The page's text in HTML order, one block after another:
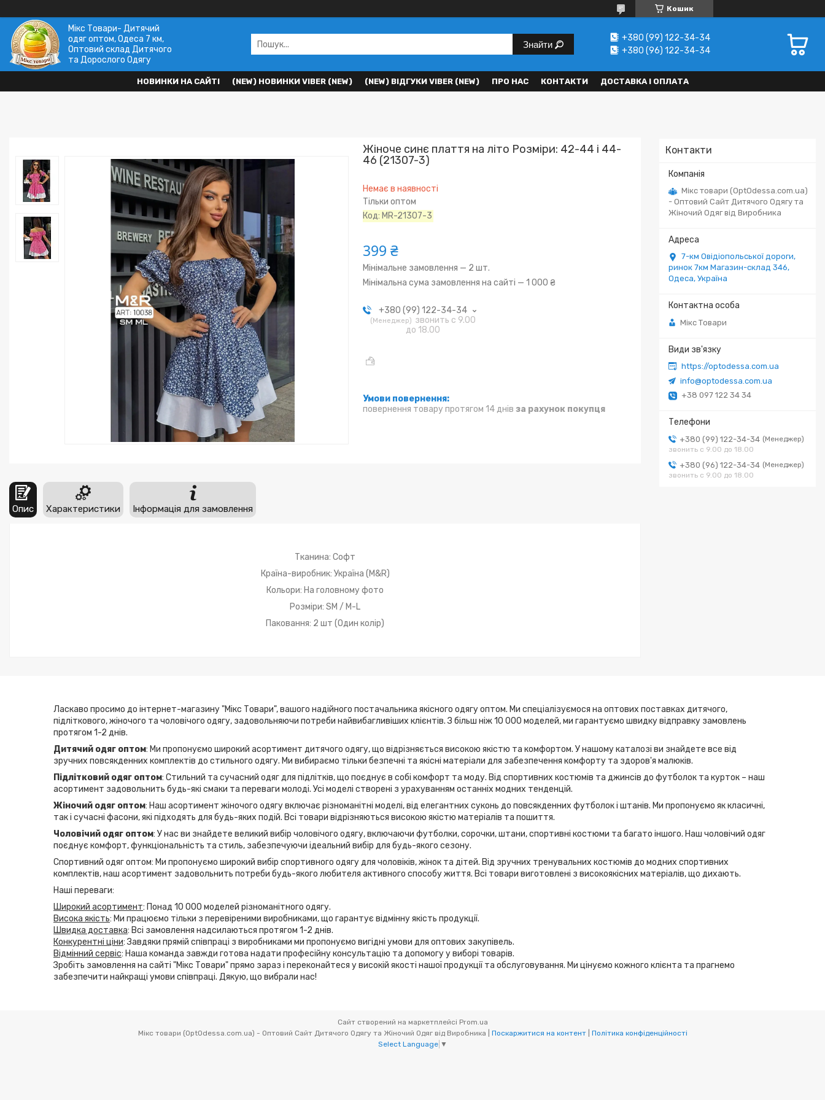
Кошик
Мікс Товари- Дитячий
одяг оптом, Одеса 7 км,
Оптовий склад Дитячого
та Дорослого Одягу
Знайти
+380 (99) 122-34-34
+380 (96) 122-34-34
НОВИНКИ НА САЙТІ (NEW) НОВИНКИ VIBER (NEW) (NEW) ВІДГУКИ VIBER (NEW) ПРО НАС КОНТАКТИ ДОСТАВКА І ОПЛАТА
Контакти
Мікс товари (OptOdessa.com.ua)
- Оптовий Сайт Дитячого Одягу та
Жіночий Одяг від Виробника
7-км Овідіопольської дороги,
ринок 7км Магазин-склад 346,
Одеса, Україна
Мікс Товари
https://optodessa.com.ua
info@optodessa.com.ua
+38 097 122 34 34
+380 (99) 122-34-34
Менеджер
звонить с 9.00 до 18.00
+380 (96) 122-34-34
Менеджер
звонить с 9.00 до 18.00
Жіноче синє плаття на літо Розміри: 42-44 і 44-
46 (21307-3)
Немає в наявності
Тільки оптом
Код: MR-21307-3
399 ₴
Мінімальне замовлення — 2 шт.
Мінімальна сума замовлення на сайті — 1 000 ₴
+380 (99) 122-34-34
Менеджер
звонить с 9.00
до 18.00
повернення товару протягом 14 днів за рахунок покупця
Опис Характеристики Інформація для замовлення
Тканина: Софт
Країна-виробник: Україна (M&R)
Кольори: На головному фото
Розміри: SM / M-L
Паковання: 2 шт (Один колір)
Ласкаво просимо до інтернет-магазину "Мікс Товари", вашого надійного постачальника якісного одягу оптом. Ми спеціалізуємося на оптових поставках дитячого,
підліткового, жіночого та чоловічого одягу, задовольняючи потреби найвибагливіших клієнтів. З більш ніж 10 000 моделей, ми гарантуємо швидку відправку замовлень
протягом 1-2 днів.
Дитячий одяг оптом: Ми пропонуємо широкий асортимент дитячого одягу, що відрізняється високою якістю та комфортом. У нашому каталозі ви знайдете все від
зручних повсякденних комплектів до стильного одягу. Ми вибираємо тільки безпечні та якісні матеріали для забезпечення комфорту та здоров'я малюків.
Підлітковий одяг оптом: Стильний та сучасний одяг для підлітків, що поєднує в собі комфорт та моду. Від спортивних костюмів та джинсів до футболок та курток – наш
асортимент задовольнить будь-які смаки та переваги молоді. Усі моделі створені з урахуванням останніх модних тенденцій.
Жіночий одяг оптом: Наш асортимент жіночого одягу включає різноманітні моделі, від елегантних суконь до повсякденних футболок і штанів. Ми пропонуємо як класичні,
так і сучасні фасони, які підходять для будь-яких подій. Всі товари відрізняються високою якістю матеріалів та пошиття.
Чоловічий одяг оптом: У нас ви знайдете великий вибір чоловічого одягу, включаючи футболки, сорочки, штани, спортивні костюми та багато іншого. Наш чоловічий одяг
поєднує комфорт, функціональність та стиль, забезпечуючи ідеальний вибір для будь-якого сезону.
Спортивний одяг оптом: Ми пропонуємо широкий вибір спортивного одягу для чоловіків, жінок та дітей. Від зручних тренувальних костюмів до модних спортивних
комплектів, наш асортимент задовольнить потреби будь-якого любителя активного способу життя. Всі товари виготовлені з високоякісних матеріалів, що дихають.
Наші переваги:
Широкий асортимент: Понад 10 000 моделей різноманітного одягу.
Висока якість: Ми працюємо тільки з перевіреними виробниками, що гарантує відмінну якість продукції.
Швидка доставка: Всі замовлення надсилаються протягом 1-2 днів.
Конкурентні ціни: Завдяки прямій співпраці з виробниками ми пропонуємо вигідні умови для оптових закупівель.
Відмінний сервіс: Наша команда завжди готова надати професійну консультацію та допомогу у виборі товарів.
Зробіть замовлення на сайті "Мікс Товари" прямо зараз і переконайтеся у високій якості нашої продукції та обслуговування. Ми цінуємо кожного клієнта та прагнемо
забезпечити найкращі умови співпраці. Дякую, що вибрали нас!
Сайт створений на маркетплейсі Prom.ua
Поскаржитися на контент
Політика конфіденційності
Select Language ▼